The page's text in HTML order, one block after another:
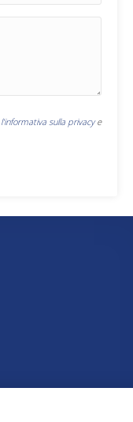
l'informativa sulla privacye